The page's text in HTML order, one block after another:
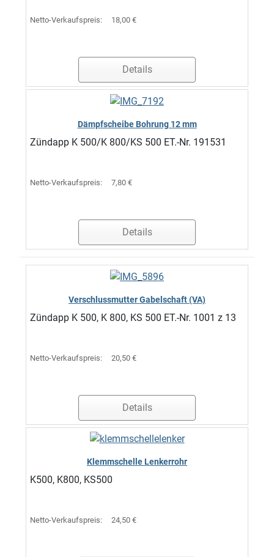
Netto-Verkaufspreis: 18,00 €
Details
Dämpfscheibe Bohrung 12 mm
Zündapp K 500/K 800/KS 500 ET.-Nr. 191531
Netto-Verkaufspreis: 7,80 €
Details
Verschlussmutter Gabelschaft (VA)
Zündapp K 500, K 800, KS 500 ET.-Nr. 1001 z 13
Netto-Verkaufspreis: 20,50 €
Details
Klemmschelle Lenkerrohr
K500, K800, KS500
Netto-Verkaufspreis: 24,50 €